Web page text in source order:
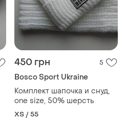
450 грн 5
Bosco Sport Ukraine
Комплект шапочка и снуд,
one size, 50% шерсть
XS / 55